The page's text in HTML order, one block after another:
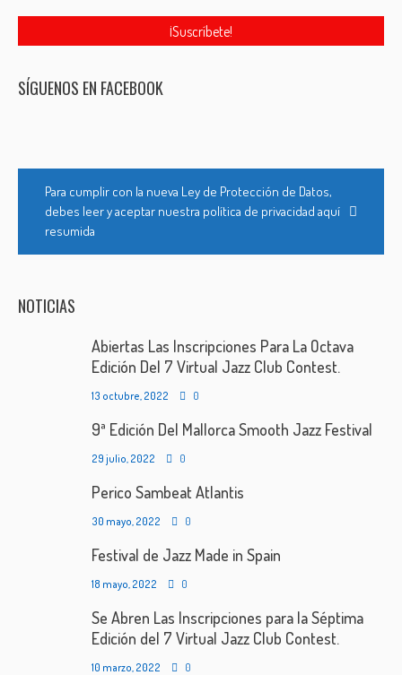
SÍGUENOS EN FACEBOOK
Para cumplir con la nueva Ley de Protección de Datos,
debes leer y aceptar nuestra política de privacidad aquí
resumida
NOTICIAS
Abiertas Las Inscripciones Para La Octava
Edición Del 7 Virtual Jazz Club Contest.
13 octubre, 2022 0
9ª Edición Del Mallorca Smooth Jazz Festival
29 julio, 2022 0
Perico Sambeat Atlantis
30 mayo, 2022 0
Festival de Jazz Made in Spain
18 mayo, 2022 0
Se Abren Las Inscripciones para la Séptima
Edición del 7 Virtual Jazz Club Contest.
10 marzo, 2022 0